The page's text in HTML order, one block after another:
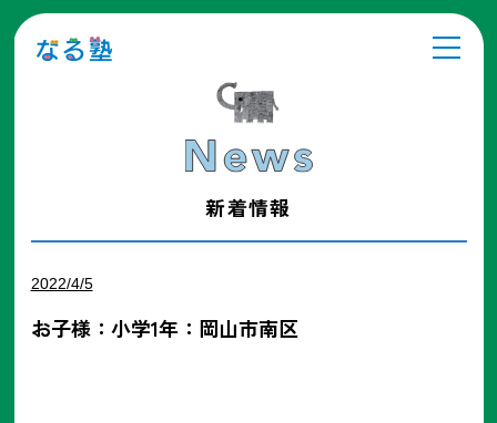
新着情報
2022/4/5
お子様：小学1年：岡山市南区